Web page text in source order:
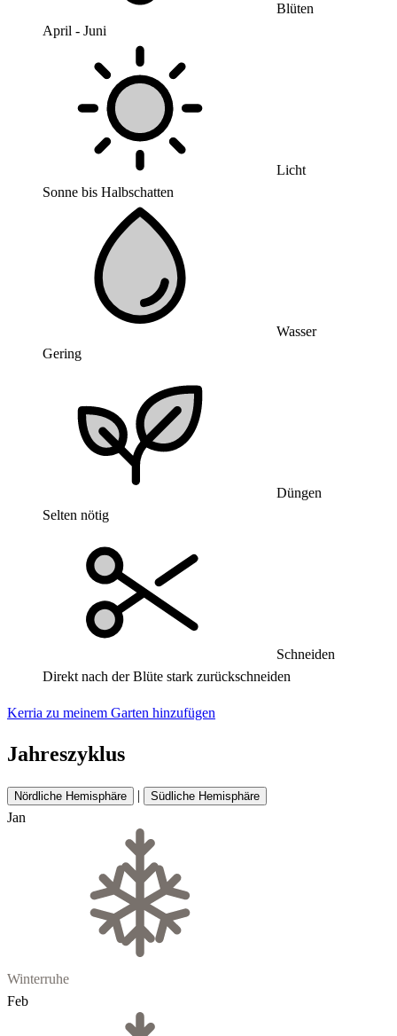
Blüten
April - Juni
Licht
Sonne bis Halbschatten
Wasser
Gering
Düngen
Selten nötig
Schneiden
Direkt nach der Blüte stark zurückschneiden
Kerria zu meinem Garten hinzufügen
Jahreszyklus
Nördliche Hemisphäre | Südliche Hemisphäre
Jan
Winterruhe
Feb